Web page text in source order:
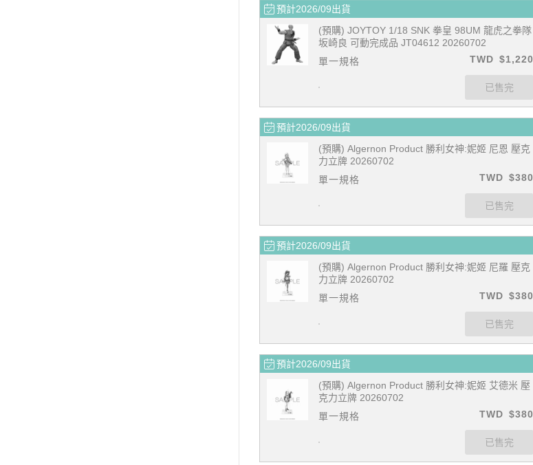
預計2026/09出貨
(預購) JOYTOY 1/18 SNK 拳皇 98UM 龍虎之拳隊
坂崎良 可動完成品 JT04612 20260702
單一規格
TWD $1,220
預計2026/09出貨
(預購) Algernon Product 勝利女神:妮姬 尼恩 壓克
力立牌 20260702
單一規格
TWD $380
預計2026/09出貨
(預購) Algernon Product 勝利女神:妮姬 尼羅 壓克
力立牌 20260702
單一規格
TWD $380
預計2026/09出貨
(預購) Algernon Product 勝利女神:妮姬 艾德米 壓
克力立牌 20260702
單一規格
TWD $380